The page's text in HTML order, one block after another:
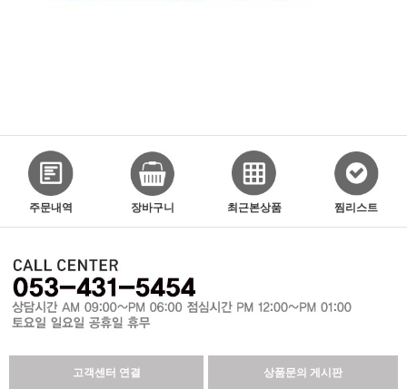
주문내역 장바구니 최근본상품 찜리스트
고객센터 연결 상품문의 게시판